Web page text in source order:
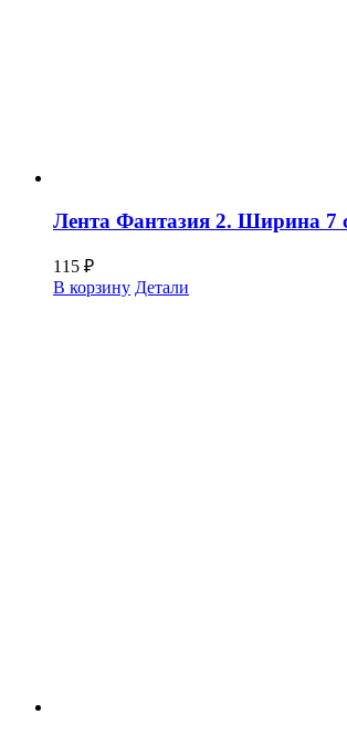
Лента Фантазия 2. Ширина 7
115 ₽
В корзину Детали